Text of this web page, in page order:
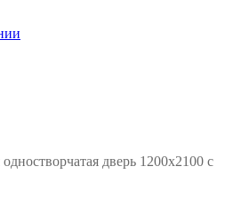
дверь 1200х2100 с